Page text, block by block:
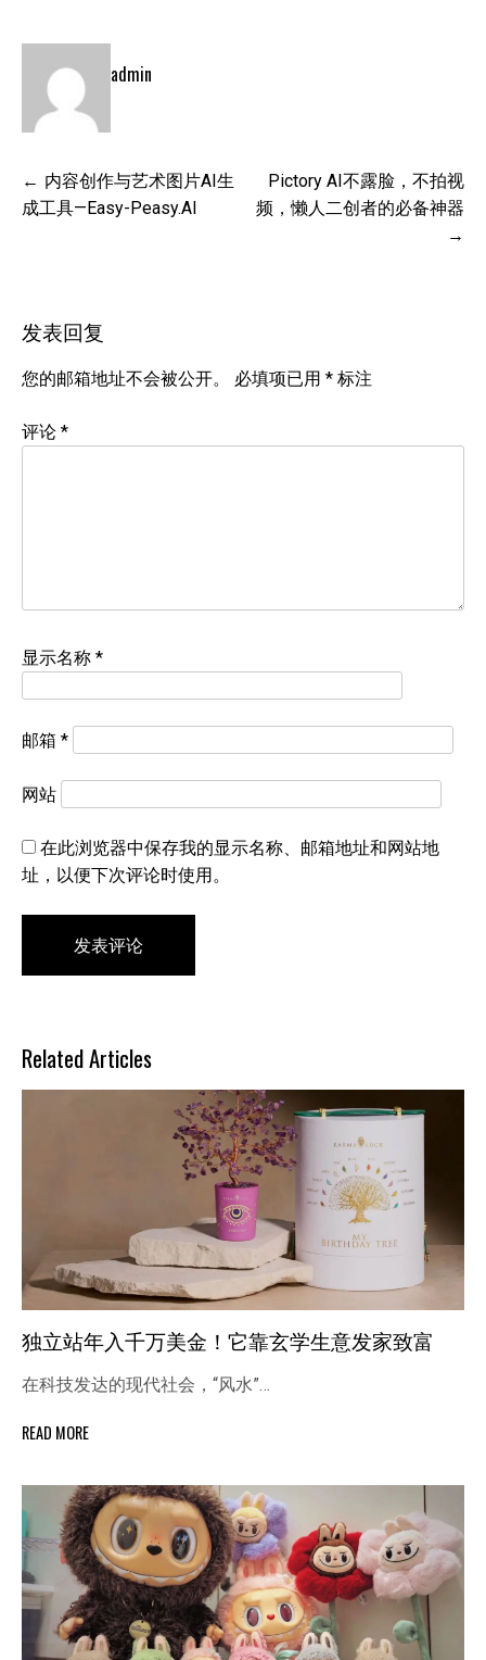
admin
文
章
内容创作与艺术图片AI生
成工具—Easy-Peasy.AI
Pictory AI不露脸，不拍视
频，懒人二创者的必备神器
发表回复
您的邮箱地址不会被公开。 必填项已用 * 标注
评论 *
显示名称 *
邮箱 *
网站
在此浏览器中保存我的显示名称、邮箱地址和网站地
址，以便下次评论时使用。
Related Articles
独立站年入千万美金！它靠玄学生意发家致富
在科技发达的现代社会，“风水”…
READ MORE